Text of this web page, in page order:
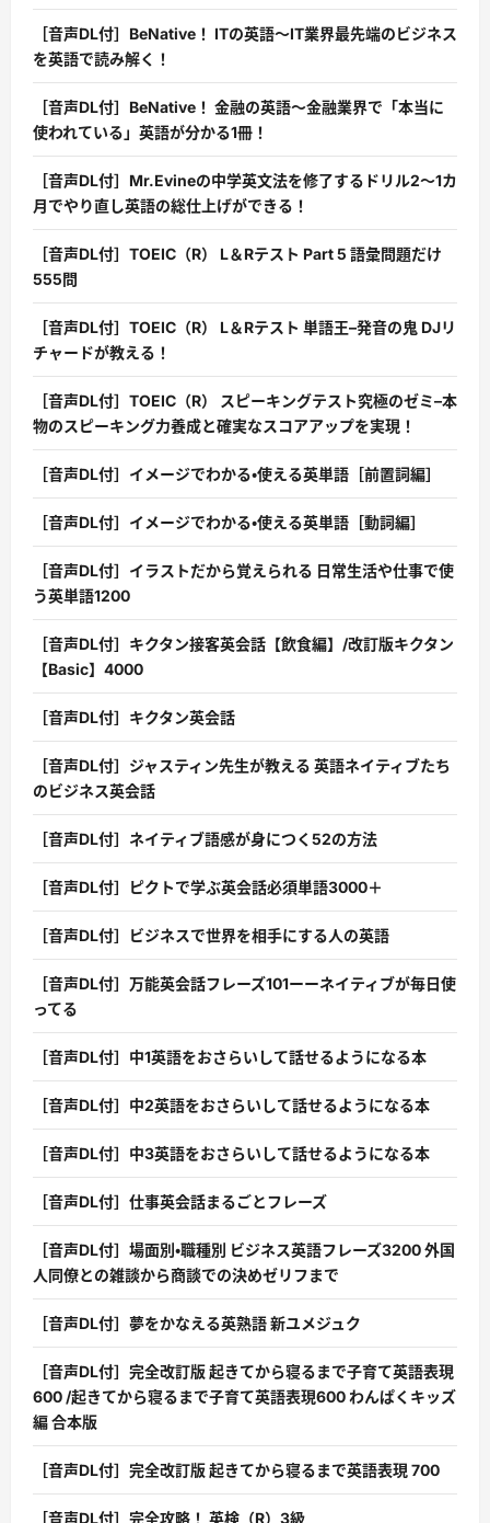
［音声DL付］BeNative！ ITの英語〜IT業界最先端のビジネス
を英語で読み解く！
［音声DL付］BeNative！ 金融の英語〜金融業界で「本当に
使われている」英語が分かる1冊！
［音声DL付］Mr.Evineの中学英文法を修了するドリル2〜1カ
月でやり直し英語の総仕上げができる！
［音声DL付］TOEIC（R） L＆Rテスト Part 5 語彙問題だけ
555問
［音声DL付］TOEIC（R） L＆Rテスト 単語王–発音の鬼 DJリ
チャードが教える！
［音声DL付］TOEIC（R） スピーキングテスト究極のゼミ–本
物のスピーキング力養成と確実なスコアアップを実現！
［音声DL付］イメージでわかる・使える英単語［前置詞編］
［音声DL付］イメージでわかる・使える英単語［動詞編］
［音声DL付］イラストだから覚えられる 日常生活や仕事で使
う英単語1200
［音声DL付］キクタン接客英会話【飲食編】/改訂版キクタン
【Basic】4000
［音声DL付］キクタン英会話
［音声DL付］ジャスティン先生が教える 英語ネイティブたち
のビジネス英会話
［音声DL付］ネイティブ語感が身につく52の方法
［音声DL付］ピクトで学ぶ英会話必須単語3000＋
［音声DL付］ビジネスで世界を相手にする人の英語
［音声DL付］万能英会話フレーズ101ーーネイティブが毎日使
ってる
［音声DL付］中1英語をおさらいして話せるようになる本
［音声DL付］中2英語をおさらいして話せるようになる本
［音声DL付］中3英語をおさらいして話せるようになる本
［音声DL付］仕事英会話まるごとフレーズ
［音声DL付］場面別・職種別 ビジネス英語フレーズ3200 外国
人同僚との雑談から商談での決めゼリフまで
［音声DL付］夢をかなえる英熟語 新ユメジュク
［音声DL付］完全改訂版 起きてから寝るまで子育て英語表現
600 /起きてから寝るまで子育て英語表現600 わんぱくキッズ
編 合本版
［音声DL付］完全改訂版 起きてから寝るまで英語表現 700
［音声DL付］完全攻略！ 英検（R）3級